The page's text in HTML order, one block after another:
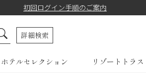
初回ログイン手順のご案内
詳細検索
ホテルセレクション リゾートトラ